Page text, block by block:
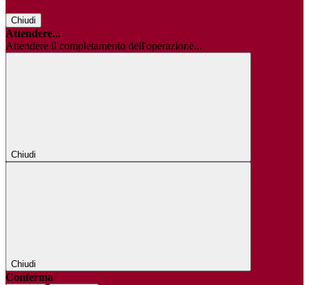
Chiudi
Attendere...
Attendere il completamento dell'operazione...
Chiudi
Chiudi
Conferma